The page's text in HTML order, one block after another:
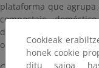
plataforma que agrupa
compostaje
desarrollo como
orgánicos.Cookieak
honek cookie
ditu saioa